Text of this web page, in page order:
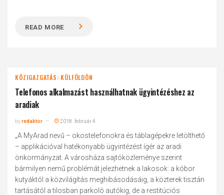
READ MORE
KÖZIGAZGATÁS: KÜLFÖLDÖN
Telefonos alkalmazást használhatnak ügyintézéshez az
aradiak
byredaktor 2018. február 4.
„A MyArad nevű – okostelefonokra és táblagépekre letölthető
– applikációval hatékonyabb ügyintézést ígér az aradi
önkormányzat. A városháza sajtóközleménye szerint
bármilyen nemű problémát jelezhetnek a lakosok: a kóbor
kutyáktól a közvilágítás meghibásodásáig, a közterek tisztán
tartásától a tilosban parkoló autókig, de a restitúciós